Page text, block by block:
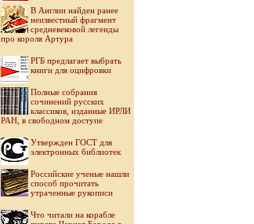
В Англии найден ранее
неизвестный фрагмент
средневековой легенды
про короля Артура
РГБ предлагает выбрать
книги для оцифровки
Полные собрания
сочинений русских
классиков, изданные ИРЛИ
РАН, в свободном доступе
Утвержден ГОСТ для
электронных библиотек
Российские ученые нашли
способ прочитать
утраченные рукописи
Что читали на корабле